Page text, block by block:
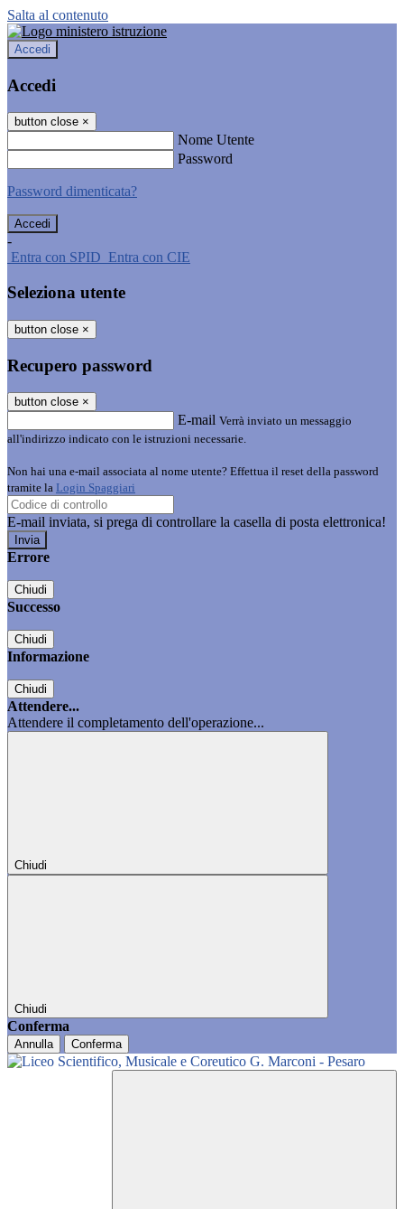
Salta al contenuto
Accedi
Accedi
button close ×
Nome Utente
Password
Password dimenticata?
-
Entra con SPID Entra con CIE
Seleziona utente
button close ×
Recupero password
button close ×
E-mail Verrà inviato un messaggio
all'indirizzo indicato con le istruzioni necessarie.
Non hai una e-mail associata al nome utente? Effettua il reset della password
tramite la Login Spaggiari
E-mail inviata, si prega di controllare la casella di posta elettronica!
Errore
Chiudi
Successo
Chiudi
Informazione
Chiudi
Attendere...
Attendere il completamento dell'operazione...
Chiudi
Chiudi
Conferma
Annulla Conferma